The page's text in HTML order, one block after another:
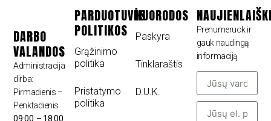
DARBO
VALANDOS
Administracija
dirba:
Pirmadienis –
Penktadienis
09:00 – 18:00
PARDUOTUVĖS
POLITIKOS
Grąžinimo
politika
Pristatymo
politika
NUORODOS
Paskyra
Tinklaraštis
D.U.K.
Prenumeruok ir
gauk naudingą
informaciją